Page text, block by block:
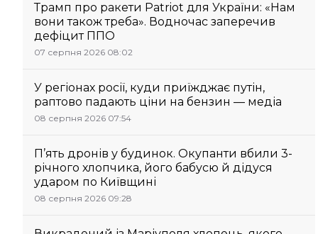
Трамп про ракети Patriot для України: «Нам
вони також треба». Водночас заперечив
дефіцит ППО
07 серпня 2026 08:02
У регіонах росії, куди приїжджає путін,
раптово падають ціни на бензин — медіа
08 серпня 2026 07:54
П’ять дронів у будинок. Окупанти вбили 3-
річного хлопчика, його бабусю й дідуся
ударом по Київщині
08 серпня 2026 09:28